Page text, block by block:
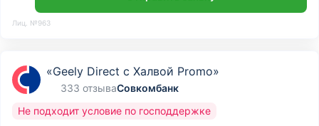
Лиц. №963
«Geely Direct с Халвой Promo»
333 отзываСовкомбанк
Не подходит условие по господдержке